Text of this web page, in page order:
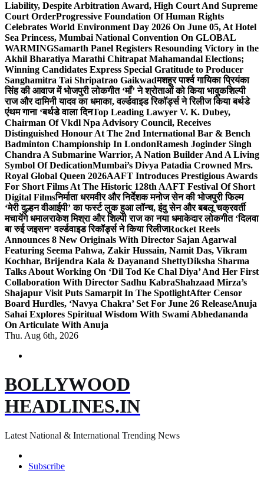
Liability, Despite Arbitration Award, High Court And Supreme
Court OrderProgressive Foundation Of Human Rights
Celebrates World Environment Day 2026 On June 05, At Hotel
Sea Princess, Mumbai National Convention On GLOBAL
WARMINGSamarth Panel Registers Resounding Victory in the
Akhil Bharatiya Marathi Chitrapat Mahamandal Elections;
Winning Candidates Express Special Gratitude to Producer
Sanghamitra Tai Shripatrao Gaikwadमशहूर पार्श्व गायिका प्रियंका
सिंह की आवाज में भोजपुरी लोकगीत ‘माँ’ ने श्रोताओं को किया भावुकशिल्पी
राज और दामिनी यादव का धमाका, वर्ल्डवाइड रिकॉर्ड्स ने रिलीज किया बर्थडे
एंथम गाना ‘बर्थडे वाला दिनTop Leading Lawyer V. K. Dubey,
Chairman Of Vkdl Npa Advisory Council, Receives
Distinguished Honour At The 2nd International Bar & Bench
Badminton Championship In LondonRamesh Joginder Singh
Chandra A Submarine Warrior, A Nation Builder And A Living
Symbol Of DedicationMumbai’s Divya Patadia Crowned Mrs.
Royal Global Queen 2026AAFT Introduces Prestigious Awards
For Short Films At The Historic 128th AAFT Festival Of Short
Digital Filmsनिर्माता धरमवीर और निर्देशक मनोज सेन की भोजपुरी फिल्म
‘मेरी दुल्हन वीआईपी’ का फर्स्ट लुक हुआ लॉन्च, इंदु सेन और बबलू चक्रवर्ती
मचायेंगे धमालराकेश मिश्रा और शिल्पी राज का नया धमाकेदार लोकगीत ‘दिलवा
बा रुई जइसन’ वर्ल्डवाइड रिकॉर्ड्स ने किया रिलीजRocket Reels
Announces 8 New Originals With Director Sajan Agarwal
Featuring Seema Pahwa, Zakir Hussain, Namit Das, Vikram
Kochhar, Brijendra Kala & Dayanand ShettyDiksha Sharma
Talks About Working On ‘Dil Tod Ke Chal Diya’ And Her First
Collaboration With Director Sadhu KabraShahzaad Mirza’s
Shajapur Visit Puts Samarpit In The SpotlightAfter Censor
Board Hurdles, ‘Navya Chakra’ Set For June 26 ReleaseAnuja
Sahai Explores Spiritual Wisdom With Swami Abhedananda
On Articulate With Anuja
Thu. Aug 6th, 2026
BOLLYWOOD
HEADLINES.IN
Latest National & International Trending News
Subscribe